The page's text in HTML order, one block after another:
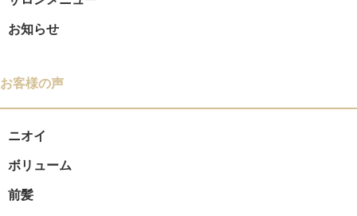
ー
ョ
ン
お知らせ
お客様の声
ニオイ
ボリューム
前髪